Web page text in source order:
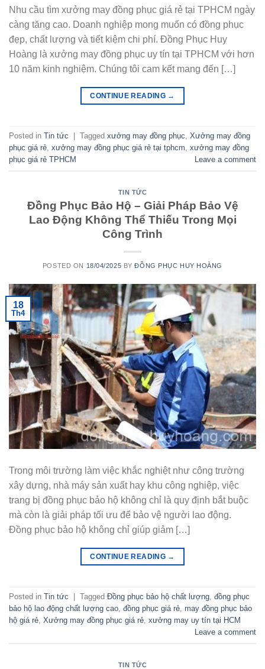
Nhu cầu tìm xưởng may đồng phục giá rẻ tại TPHCM ngày
càng tăng cao. Doanh nghiệp mong muốn có đồng phục
đẹp, chất lượng và tiết kiệm chi phí. Đồng Phục Huy
Hoàng là xưởng may đồng phục uy tín tại TPHCM với hơn
10 năm kinh nghiệm. Chúng tôi cam kết mang đến […]
CONTINUE READING →
Posted in Tin tức Tagged xưởng may đồng phục Xưởng may đồng
phục giá rẻ xưởng may đồng phục giá rẻ tại tphcm xưởng may đồng
phục giá rẻ TPHCM
Leave a comment
TIN TỨC
Đồng Phục Bảo Hộ – Giải Pháp Bảo Vệ
Lao Động Không Thể Thiếu Trong Mọi
Công Trình
POSTED ON 18/04/2025 BYĐỒNG PHỤC HUY HOÀNG
18
Th4
Trong môi trường làm việc khắc nghiệt như công trường
xây dựng, nhà máy sản xuất hay khu công nghiệp, việc
trang bị đồng phục bảo hộ không chỉ là quy định bắt buộc
mà còn là giải pháp tối ưu để bảo vệ người lao động.
Đồng phục bảo hộ không chỉ giúp giảm […]
CONTINUE READING →
Posted in Tin tức Tagged Đồng phục bảo hộ chất lượng, đồng phục
bảo hộ lao động chất lượng cao, đồng phục giá rẻ, may đồng phục bảo
hộ giá rẻ, Xưởng may đồng phục giá rẻ, xưởng may uy tín tại HCM
Leave a comment
TIN TỨC